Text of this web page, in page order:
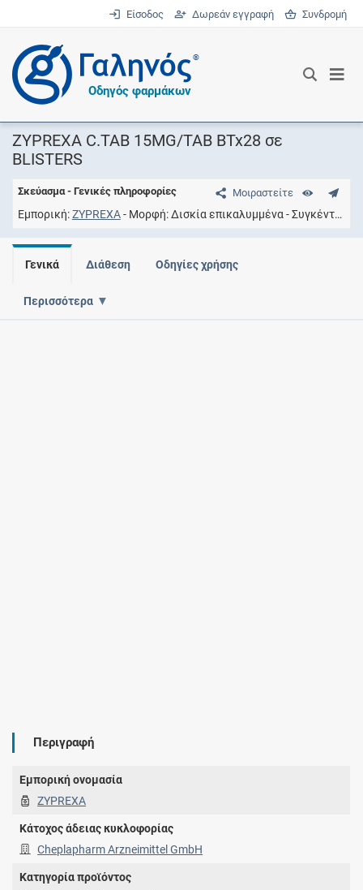
Είσοδος Δωρεάν εγγραφή Συνδρομή
®
Οδηγός φαρμάκων
ZYPREXA C.TAB 15MG/TAB BTx28 σε
BLISTERS
Μοιραστείτε
Σκεύασμα - Γενικές πληροφορίες
Εμπορική ZYPREXA Μορφή Δισκία επικαλυμμένα Συγκέντρωση
Γενικά Διάθεση Οδηγίες χρήσης
Περισσότερα
Περιγραφή
Εμπορική ονομασία
ZYPREXA
Κάτοχος άδειας κυκλοφορίας
Cheplapharm Arzneimittel GmbH
Κατηγορία προϊόντος